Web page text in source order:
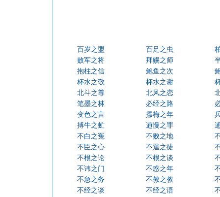
百岁之盟 百足之虫
败军之将
拜赐之师
抱柱之信
鲍鱼之次
杯水之敬
杯水之谢
北斗之尊
北风之恋
笔墨之林
必经之路
变色之言
摽梅之年
搏牛之虻
逋慢之罪
不白之冤
不败之地
不臣之心
不逞之徒
不根之论
不根之谈
不讳之门
不惑之年
不急之务
不教之教
不经之谈
不经之语